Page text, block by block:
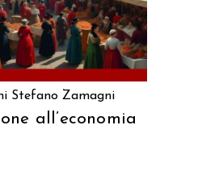
Stefano Zamagni
all’economia